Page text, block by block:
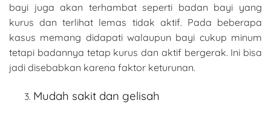
bayi juga akan terhambat seperti badan bayi yang
kurus dan terlihat lemas tidak aktif. Pada beberapa
kasus memang didapati walaupun bayi cukup minum
tetapi badannya tetap kurus dan aktif bergerak. Ini bisa
jadi disebabkan karena faktor keturunan.
Mudah sakit dan gelisah